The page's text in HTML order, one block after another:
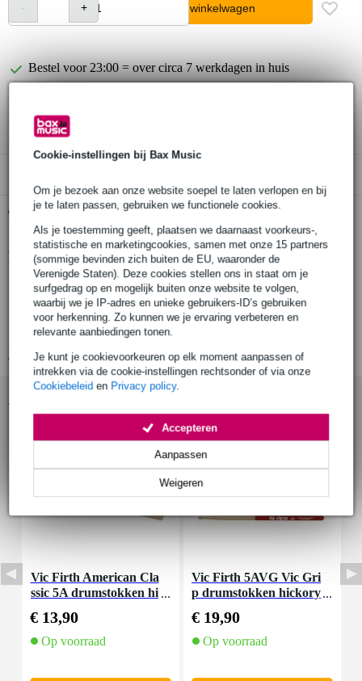
Cookie-instellingen bij Bax Music
Om je bezoek aan onze website soepel te laten verlopen en bij
je te laten passen, gebruiken we functionele cookies.
Als je toestemming geeft, plaatsen we daarnaast voorkeurs-,
statistische en marketingcookies, samen met onze 15 partners
(sommige bevinden zich buiten de EU, waaronder de
Verenigde Staten). Deze cookies stellen ons in staat om je
surfgedrag op en mogelijk buiten onze website te volgen,
waarbij we je IP-adres en unieke gebruikers-ID’s gebruiken
voor herkenning. Zo kunnen we je ervaring verbeteren en
relevante aanbiedingen tonen.
Je kunt je cookievoorkeuren op elk moment aanpassen of
intrekken via de cookie-instellingen rechtsonder of via onze
Cookiebeleid en Privacy policy.
Weigeren
Aanpassen
Accepteren
In winkelwagen
Bestel voor 23:00 = over circa 7 werkdagen in huis
3 jaar Bax Music garantie
Gratis ophalen in de winkel
Productinformatie
MusicSales 1001 Drum Grooves Steve Mansfield drumboek
auteur: Steve Mansfield
1001 uniek drumgrooves
Bekijk alle productspecificaties
Accessoires (8)
Vic Firth American Cla
ssic 5A drumstokken hi
€ 13,90
Op voorraad
Vic Firth 5AVG Vic Gri
p drumstokken hickory
€ 19,90
Op voorraad